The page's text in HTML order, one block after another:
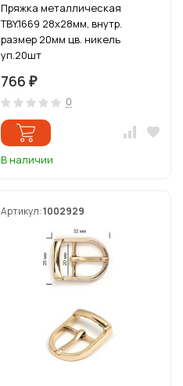
Пряжка металлическая
TBY.1669 28х28мм, внутр.
размер 20мм цв. никель
уп.20шт
766 ₽
0
В наличии
Артикул:1002929